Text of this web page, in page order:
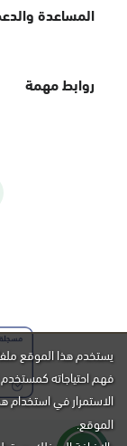
المساعدة
روابط مهمة
يستخدم هذا الموقع
فهم احتياجاته
الاستمرار في
الموقع.